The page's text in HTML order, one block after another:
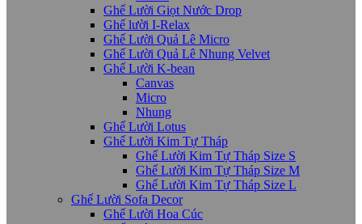
Ghế Lười Giọt Nước Drop
Ghế lười I-Relax
Ghế Lười Quả Lê Micro
Ghế Lười Quả Lê Nhung Velvet
Ghế Lười K-bean
Canvas
Micro
Nhung
Ghế Lười Lotus
Ghế Lười Kim Tự Tháp
Ghế Lười Kim Tự Tháp Size S
Ghế Lười Kim Tự Tháp Size M
Ghế Lười Kim Tự Tháp Size L
Ghế Lười Sofa Decor
Ghế Lười Hoa Cúc